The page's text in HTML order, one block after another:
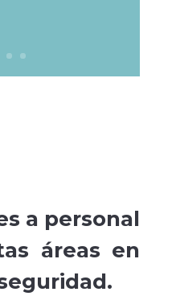
a personal
áreas en